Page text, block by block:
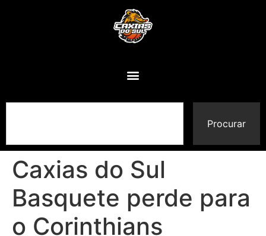
Procurar
Caxias do Sul
Basquete perde para
o Corinthians